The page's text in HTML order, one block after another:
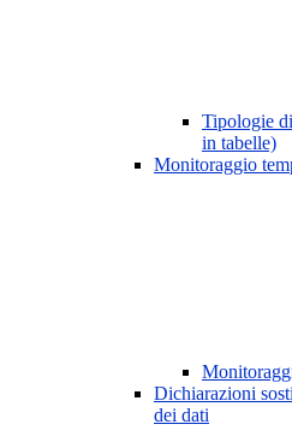
Tipologie
in tabelle)
Monitoraggio
Dichiarazioni
dei dati